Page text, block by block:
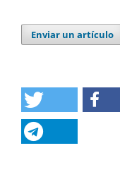
Enviar un artículo